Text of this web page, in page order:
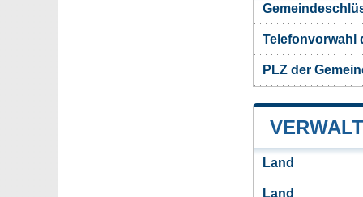
Telefonvorwahl
PLZ der
Land
Land